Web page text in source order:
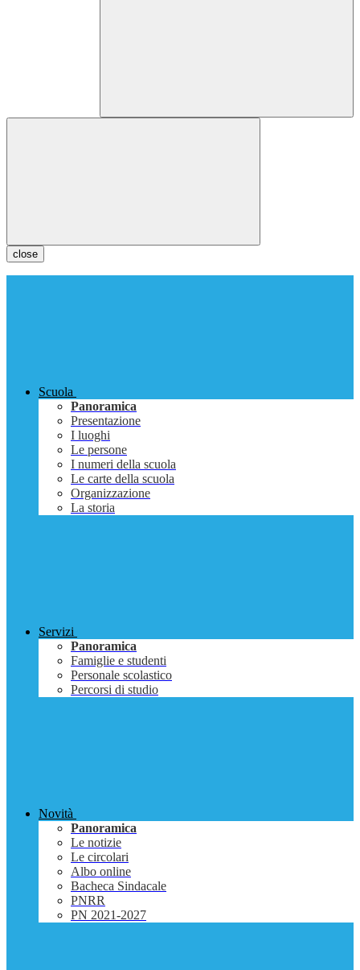
close
Scuola
Panoramica
Presentazione
I luoghi
Le persone
I numeri della scuola
Le carte della scuola
Organizzazione
La storia
Servizi
Panoramica
Famiglie e studenti
Personale scolastico
Percorsi di studio
Novità
Panoramica
Le notizie
Le circolari
Albo online
Bacheca Sindacale
PNRR
PN 2021-2027